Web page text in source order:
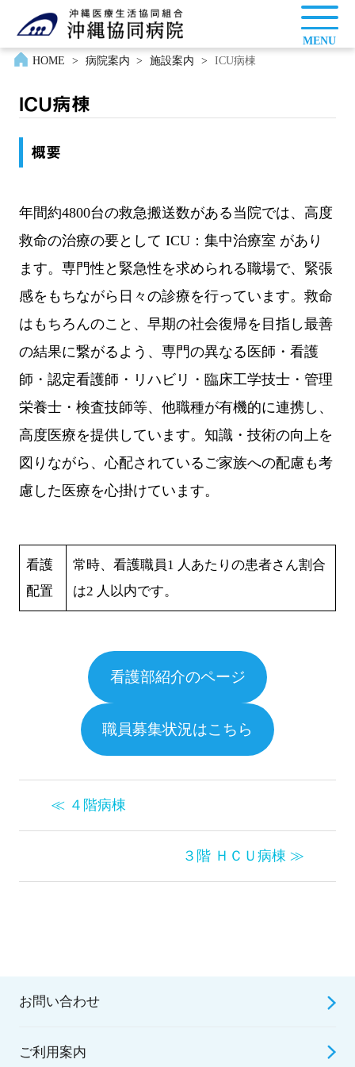
MENU
HOME
> 病院案内 > 施設案内 > ICU病棟
ICU病棟
概要
年間約4800台の救急搬送数がある当院では、高度
救命の治療の要として ICU：集中治療室 があり
ます。専門性と緊急性を求められる職場で、緊張
感をもちながら日々の診療を行っています。救命
はもちろんのこと、早期の社会復帰を目指し最善
の結果に繋がるよう、専門の異なる医師・看護
師・認定看護師・リハビリ・臨床工学技士・管理
栄養士・検査技師等、他職種が有機的に連携し、
高度医療を提供しています。知識・技術の向上を
図りながら、心配されているご家族への配慮も考
慮した医療を心掛けています。
看護
配置
常時、看護職員1 人あたりの患者さん割合
は2 人以内です。
看護部紹介のページ
職員募集状況はこちら
≪ ４階病棟
３階 ＨＣＵ病棟 ≫
お問い合わせ
ご利用案内